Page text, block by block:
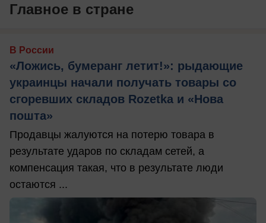
Главное в стране
В России
«Ложись, бумеранг летит!»: рыдающие
украинцы начали получать товары со
сгоревших складов Rozetka и «Нова
пошта»
Продавцы жалуются на потерю товара в
результате ударов по складам сетей, а
компенсация такая, что в результате люди
остаются ...